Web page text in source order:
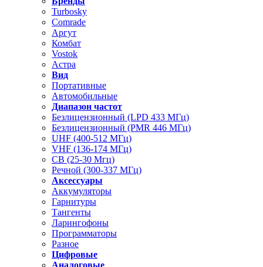
Turbosky
Comrade
Аргут
Комбат
Vostok
Астра
Вид
Портативные
Автомобильные
Диапазон частот
Безлицензионный (LPD 433 МГц)
Безлицензионный (PMR 446 МГц)
UHF (400-512 МГц)
VHF (136-174 МГц)
CB (25-30 Мгц)
Речной (300-337 МГц)
Аксессуары
Аккумуляторы
Гарнитуры
Тангенты
Ларингофоны
Программаторы
Разное
Цифровые
Аналоговые